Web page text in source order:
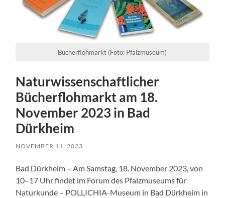
Bücherflohmarkt (Foto: Pfalzmuseum)
Naturwissenschaftlicher
Bücherflohmarkt am 18.
November 2023 in Bad
Dürkheim
NOVEMBER 11, 2023
Bad Dürkheim – Am Samstag, 18. November 2023, von
10–17 Uhr findet im Forum des Pfalzmuseums für
Naturkunde – POLLICHIA-Museum in Bad Dürkheim in